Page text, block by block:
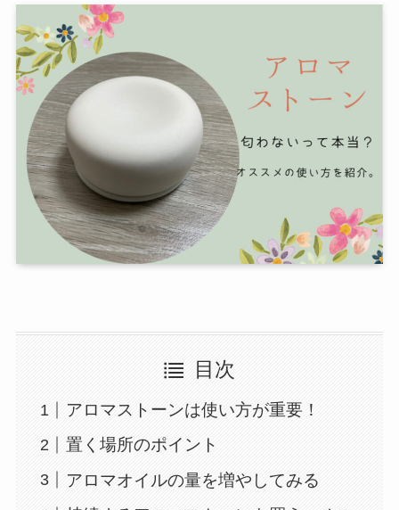
目次
アロマストーンは使い方が重要！
置く場所のポイント
アロマオイルの量を増やしてみる